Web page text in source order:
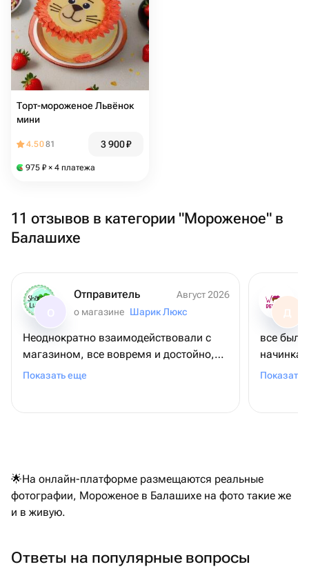
Торт-мороженое Львёнок
мини
4.5081 3 900₽
975 ₽ × 4 платежа
11 отзывов в категории "Мороженое" в
Балашихе
Отправитель
Август 2026
о магазине Шарик Люкс
Неоднократно взаимодействовали с
магазином, все вовремя и достойно,
одни из немногих, где одновременно
Показать еще
Д
все
начинка
жизни
Показать
🌟На онлайн-платформе размещаются реальные
фотографии, Мороженое в Балашихе на фото такие же
и в живую.
Ответы на популярные вопросы